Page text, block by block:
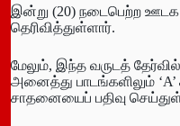
இன்று (20) நடைபெற்ற
தெரிவித்துள்ளார்.
மேலும், இந்த வருடத்
அனைத்து பாடங்களிலும் ‘A’
சாதனையைப் பதிவு